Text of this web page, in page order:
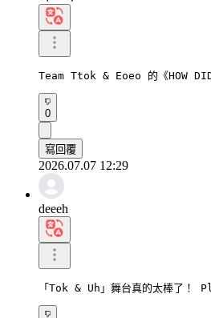
Team Ttok & Eoeo 的《HOW
0
寫回覆
2026.07.07 12:29
deeeh
「Tok & Uh」舞台真的太棒了！